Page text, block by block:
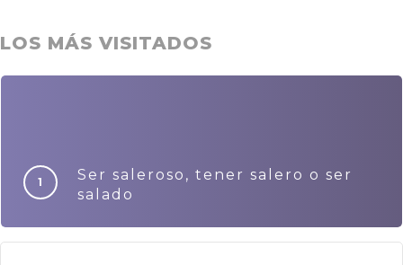
LOS MÁS VISITADOS
Ser saleroso, tener salero o ser
salado